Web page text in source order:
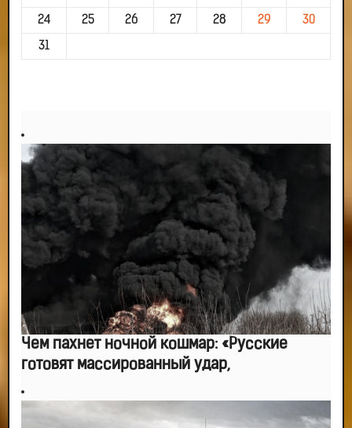
24 25 26 27 28 29 30
31
Чем пахнет ночной кошмар: «Русские
готовят массированный удар,